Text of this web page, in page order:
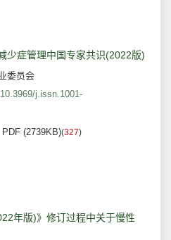
少症管理中国专家共识(2022版)
委员会
10.3969/j.issn.1001-
PDF (2739KB)(327)
年版)》修订过程中关于慢性